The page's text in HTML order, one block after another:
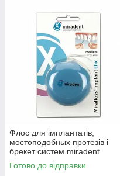
Флос для імплантатів,
мостоподобных протезів і
брекет систем miradent
Mirafloss Implant CHX (2,2
mm)
Готово до відправки